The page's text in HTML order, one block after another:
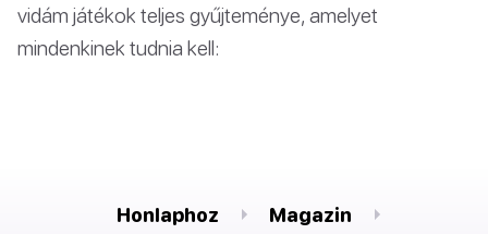
vidám játékok teljes gyűjteménye, amelyet
mindenkinek tudnia kell:
Honlaphoz
Magazin